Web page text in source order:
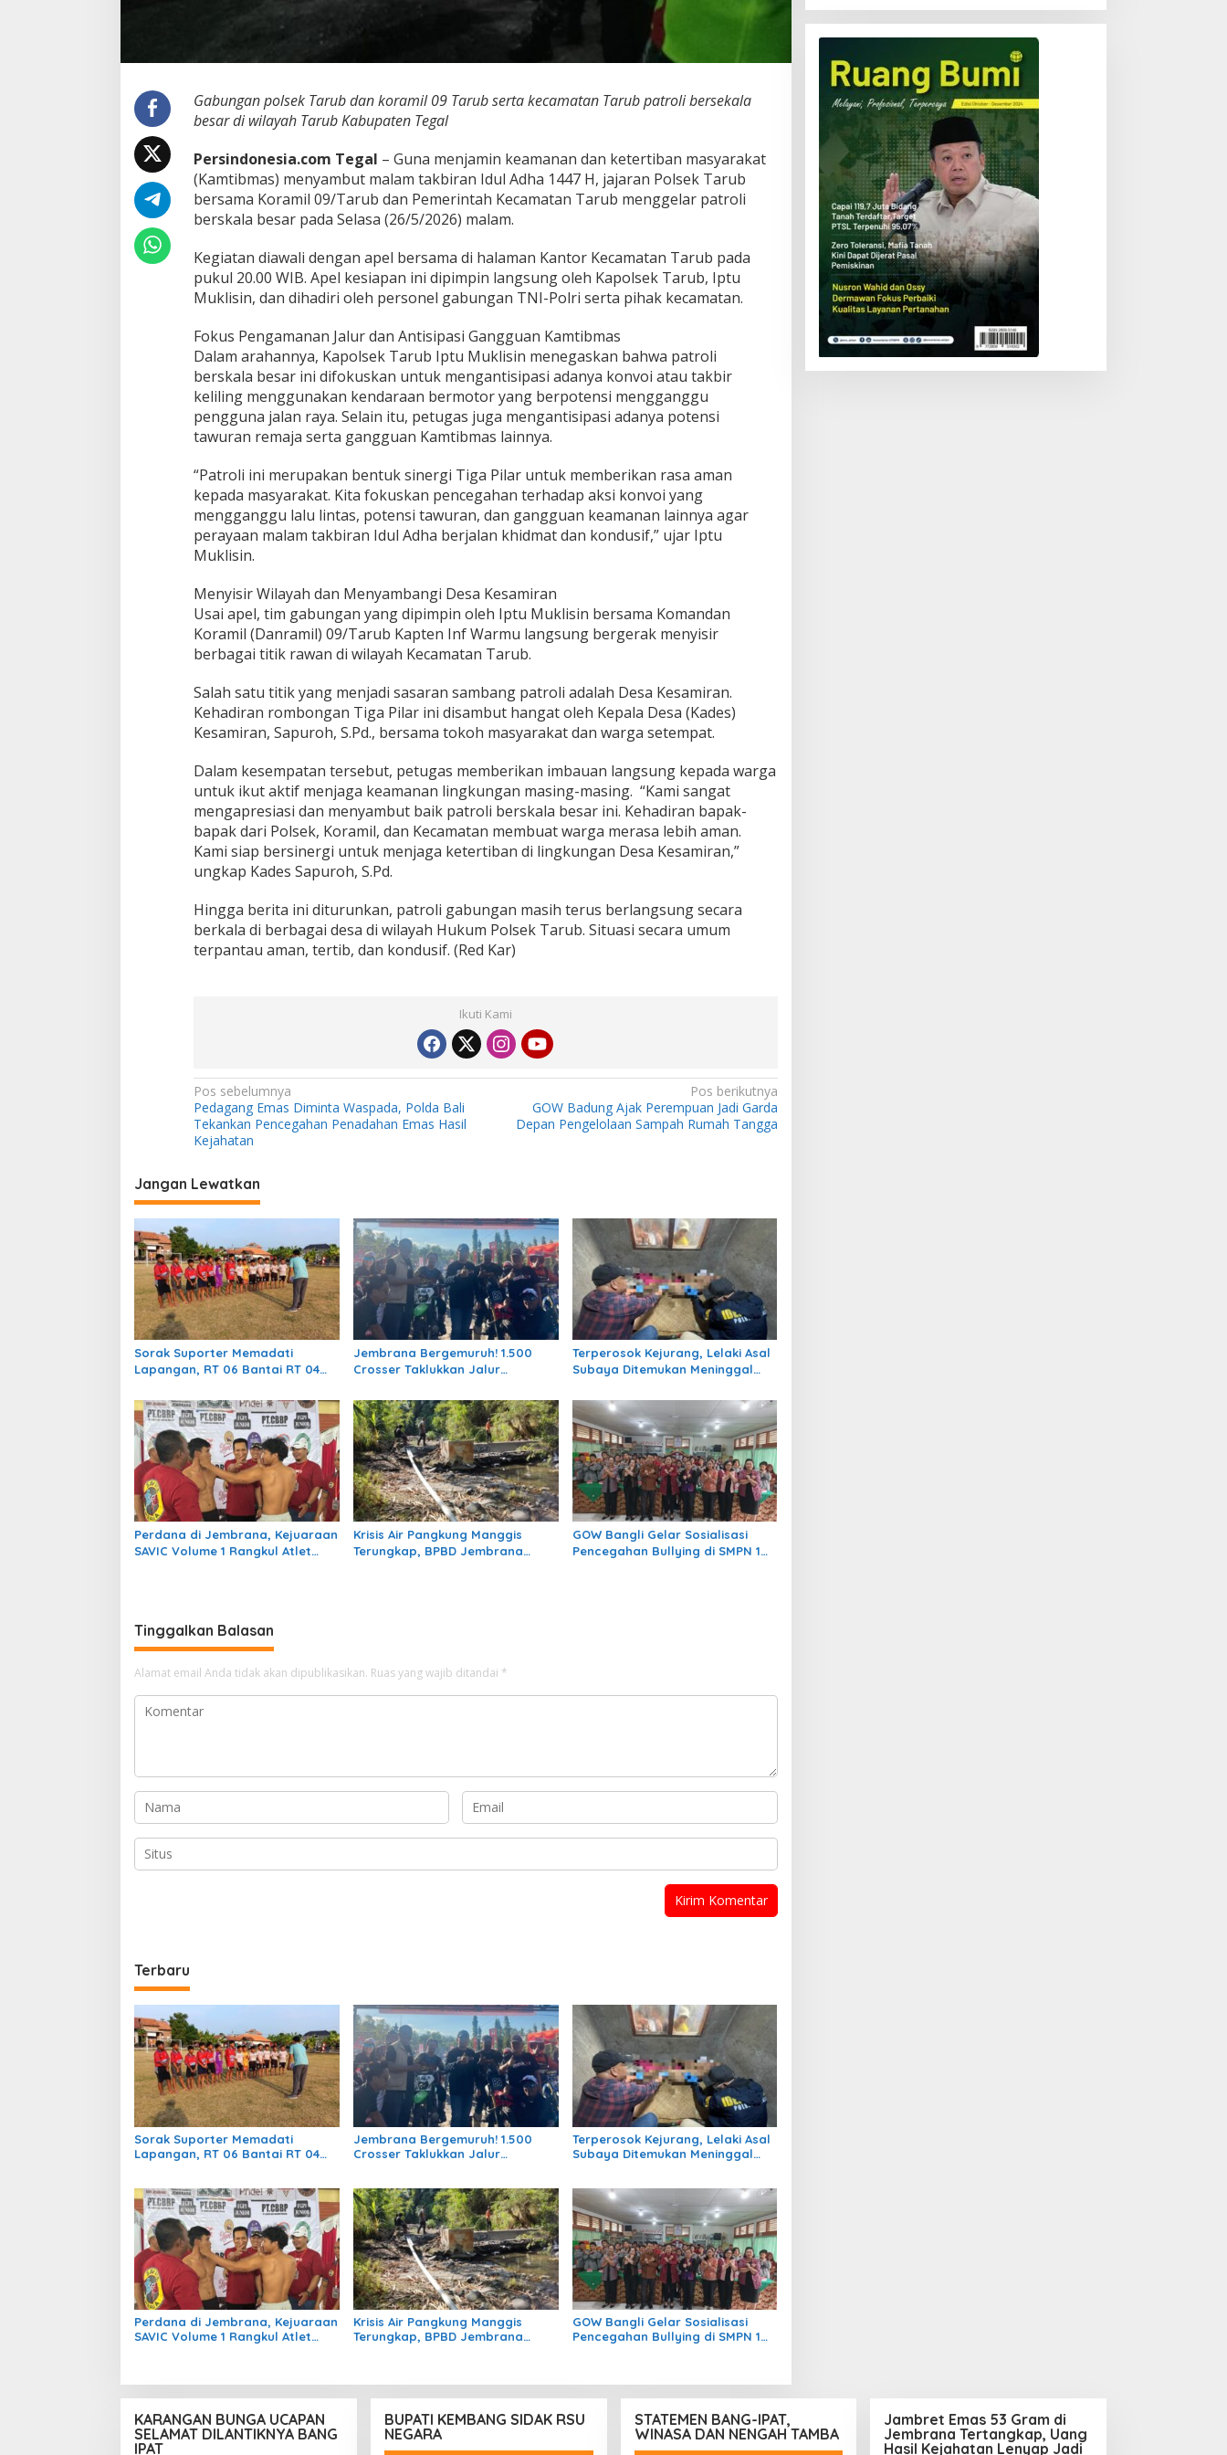
a
,
T
i
a
P
i
a
T
a
r
G
e
l
a
P
a
r
o
i
B
s
a
l
a
e
s
a
r
Gabungan polsek Tarub dan koramil 09 Tarub serta kecamatan Tarub patroli bersekala
besar di wilayah Tarub Kabupaten Tegal
Persindonesia.com Tegal – Guna menjamin keamanan dan ketertiban masyarakat
(Kamtibmas) menyambut malam takbiran Idul Adha 1447 H, jajaran Polsek Tarub
bersama Koramil 09/Tarub dan Pemerintah Kecamatan Tarub menggelar patroli
berskala besar pada Selasa (26/5/2026) malam.
Kegiatan diawali dengan apel bersama di halaman Kantor Kecamatan Tarub pada
pukul 20.00 WIB. Apel kesiapan ini dipimpin langsung oleh Kapolsek Tarub, Iptu
Muklisin, dan dihadiri oleh personel gabungan TNI-Polri serta pihak kecamatan.
Fokus Pengamanan Jalur dan Antisipasi Gangguan Kamtibmas
Dalam arahannya, Kapolsek Tarub Iptu Muklisin menegaskan bahwa patroli
berskala besar ini difokuskan untuk mengantisipasi adanya konvoi atau takbir
keliling menggunakan kendaraan bermotor yang berpotensi mengganggu
pengguna jalan raya. Selain itu, petugas juga mengantisipasi adanya potensi
tawuran remaja serta gangguan Kamtibmas lainnya.
“Patroli ini merupakan bentuk sinergi Tiga Pilar untuk memberikan rasa aman
kepada masyarakat. Kita fokuskan pencegahan terhadap aksi konvoi yang
mengganggu lalu lintas, potensi tawuran, dan gangguan keamanan lainnya agar
perayaan malam takbiran Idul Adha berjalan khidmat dan kondusif,” ujar Iptu
Muklisin.
Menyisir Wilayah dan Menyambangi Desa Kesamiran
Usai apel, tim gabungan yang dipimpin oleh Iptu Muklisin bersama Komandan
Koramil (Danramil) 09/Tarub Kapten Inf Warmu langsung bergerak menyisir
berbagai titik rawan di wilayah Kecamatan Tarub.
Salah satu titik yang menjadi sasaran sambang patroli adalah Desa Kesamiran.
Kehadiran rombongan Tiga Pilar ini disambut hangat oleh Kepala Desa (Kades)
Kesamiran, Sapuroh, S.Pd., bersama tokoh masyarakat dan warga setempat.
Dalam kesempatan tersebut, petugas memberikan imbauan langsung kepada warga
untuk ikut aktif menjaga keamanan lingkungan masing-masing. “Kami sangat
mengapresiasi dan menyambut baik patroli berskala besar ini. Kehadiran bapak-
bapak dari Polsek, Koramil, dan Kecamatan membuat warga merasa lebih aman.
Kami siap bersinergi untuk menjaga ketertiban di lingkungan Desa Kesamiran,”
ungkap Kades Sapuroh, S.Pd.
Hingga berita ini diturunkan, patroli gabungan masih terus berlangsung secara
berkala di berbagai desa di wilayah Hukum Polsek Tarub. Situasi secara umum
terpantau aman, tertib, dan kondusif. (Red Kar)
Ikuti Kami
N
a
v
i
g
a
s
i
p
o
s
Pos sebelumnya
Pedagang Emas Diminta Waspada, Polda Bali
Tekankan Pencegahan Penadahan Emas Hasil
Kejahatan
Pos berikutnya
GOW Badung Ajak Perempuan Jadi Garda
Depan Pengelolaan Sampah Rumah Tangga
Jangan Lewatkan
Sorak Suporter Memadati
Lapangan, RT 06 Bantai RT 04
Bergengsi Desa Bumiharja
Jembrana Bergemuruh! 1.500
Crosser Taklukkan Jalur
ke-131
Terperosok Kejurang, Lelaki Asal
Subaya Ditemukan Meninggal
Perdana di Jembrana, Kejuaraan
SAVIC Volume 1 Rangkul Atlet
Krisis Air Pangkung Manggis
Terungkap, BPBD Jembrana
GOW Bangli Gelar Sosialisasi
Pencegahan Bullying di SMPN 1
Tinggalkan Balasan
Alamat email Anda tidak akan dipublikasikan. Ruas yang wajib ditandai *
Terbaru
Sorak Suporter Memadati
Lapangan, RT 06 Bantai RT 04
Jembrana Bergemuruh! 1.500
Crosser Taklukkan Jalur
Terperosok Kejurang, Lelaki Asal
Subaya Ditemukan Meninggal
Perdana di Jembrana, Kejuaraan
SAVIC Volume 1 Rangkul Atlet
Krisis Air Pangkung Manggis
Terungkap, BPBD Jembrana
GOW Bangli Gelar Sosialisasi
Pencegahan Bullying di SMPN 1
KARANGAN BUNGA UCAPAN
SELAMAT DILANTIKNYA BANG
IPAT
BUPATI KEMBANG SIDAK RSU
NEGARA
STATEMEN BANG-IPAT,
WINASA DAN NENGAH TAMBA
Jambret Emas 53 Gram di
Jembrana Tertangkap, Uang
Hasil Kejahatan Lenyap Jadi